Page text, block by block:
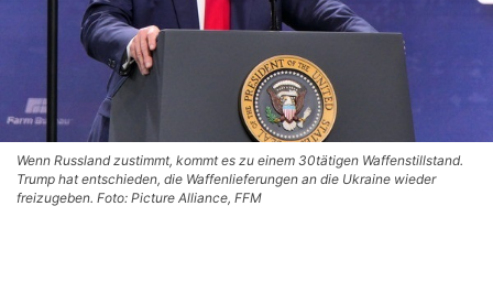
Wenn Russland zustimmt, kommt es zu einem 30tätigen Waffenstillstand.
Trump hat entschieden, die Waffenlieferungen an die Ukraine wieder
freizugeben. Foto: Picture Alliance, FFM